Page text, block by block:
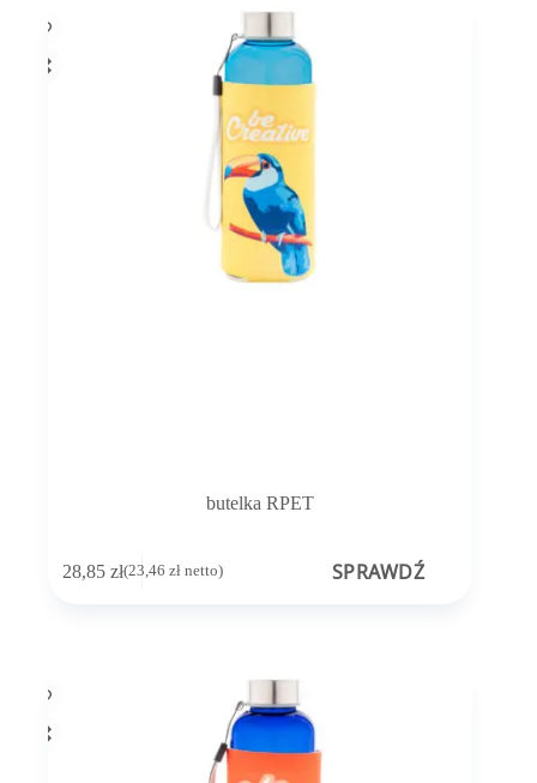
butelka RPET
28,85 zł(23,46 złnetto) SPRAWDŹ